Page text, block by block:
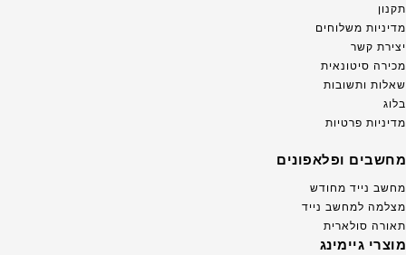
תקנון
מדיניות משלוחים
יצירת קשר
מכירה סיטונאית
שאלות ותשובות
בלוג
מדיניות פרטיות
מחשבים ופלאפונים
מחשב נייד מחודש
מצלמה למחשב נייד
תאורה סולארית
מוצרי גיימינג